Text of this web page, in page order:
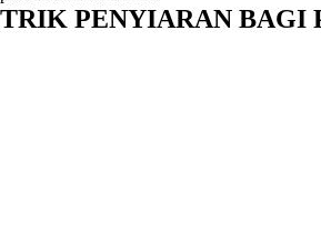
TRIK PENYIARAN BAGI